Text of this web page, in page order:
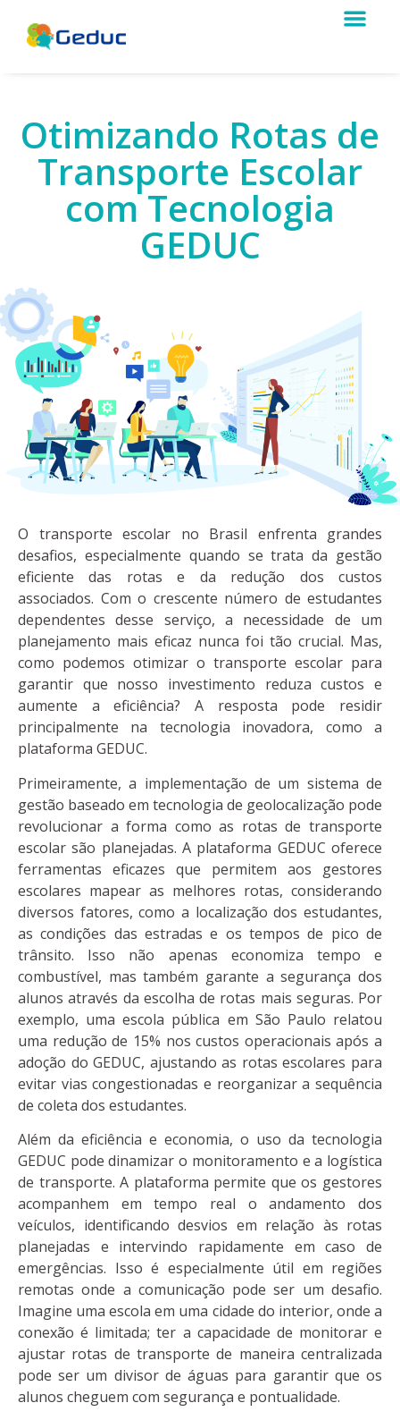
Otimizando Rotas de
Transporte Escolar
com Tecnologia
GEDUC
O transporte escolar no Brasil enfrenta grandes
desafios, especialmente quando se trata da gestão
eficiente das rotas e da redução dos custos
associados. Com o crescente número de estudantes
dependentes desse serviço, a necessidade de um
planejamento mais eficaz nunca foi tão crucial. Mas,
como podemos otimizar o transporte escolar para
garantir que nosso investimento reduza custos e
aumente a eficiência? A resposta pode residir
principalmente na tecnologia inovadora, como a
plataforma GEDUC.
Primeiramente, a implementação de um sistema de
gestão baseado em tecnologia de geolocalização pode
revolucionar a forma como as rotas de transporte
escolar são planejadas. A plataforma GEDUC oferece
ferramentas eficazes que permitem aos gestores
escolares mapear as melhores rotas, considerando
diversos fatores, como a localização dos estudantes,
as condições das estradas e os tempos de pico de
trânsito. Isso não apenas economiza tempo e
combustível, mas também garante a segurança dos
alunos através da escolha de rotas mais seguras. Por
exemplo, uma escola pública em São Paulo relatou
uma redução de 15% nos custos operacionais após a
adoção do GEDUC, ajustando as rotas escolares para
evitar vias congestionadas e reorganizar a sequência
de coleta dos estudantes.
Além da eficiência e economia, o uso da tecnologia
GEDUC pode dinamizar o monitoramento e a logística
de transporte. A plataforma permite que os gestores
acompanhem em tempo real o andamento dos
veículos, identificando desvios em relação às rotas
planejadas e intervindo rapidamente em caso de
emergências. Isso é especialmente útil em regiões
remotas onde a comunicação pode ser um desafio.
Imagine uma escola em uma cidade do interior, onde a
conexão é limitada; ter a capacidade de monitorar e
ajustar rotas de transporte de maneira centralizada
pode ser um divisor de águas para garantir que os
alunos cheguem com segurança e pontualidade.